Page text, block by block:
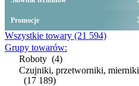
Promocje
Wszystkie towary (21 594)
Grupy towarów:
Roboty (4)
Czujniki, przetworniki, mierniki
(17 189)